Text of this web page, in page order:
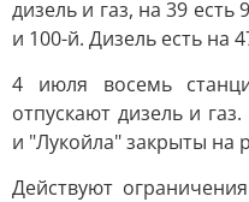
дизель и газ, на 39
и 100-й. Дизель есть на
4 июля восемь
отпускают дизель и
и "Лукойла" закрыты на
Действуют